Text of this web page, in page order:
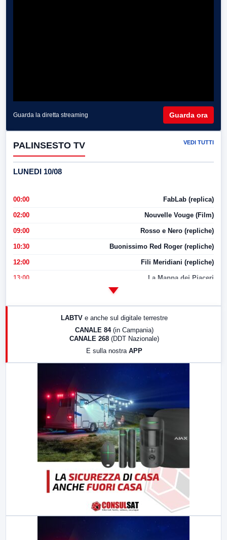
Guarda la diretta streaming Guarda ora
PALINSESTO TV VEDI TUTTI
LUNEDI 10/08
00:00 FabLab (replica)
02:00 Nouvelle Vouge (Film)
09:00 Rosso e Nero (repliche)
10:30 Buonissimo Red Roger (repliche)
12:00 Fili Meridiani (repliche)
13:00 La Mappa dei Piaceri
LABTV e anche sul digitale terrestre
CANALE 84 (in Campania)
CANALE 268 (DDT Nazionale)
E sulla nostra APP